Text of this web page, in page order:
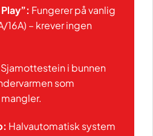
Fungerer på vanlig
16A) – krever ingen
Sjamottestein i bunnen
som
Halvautomatisk system